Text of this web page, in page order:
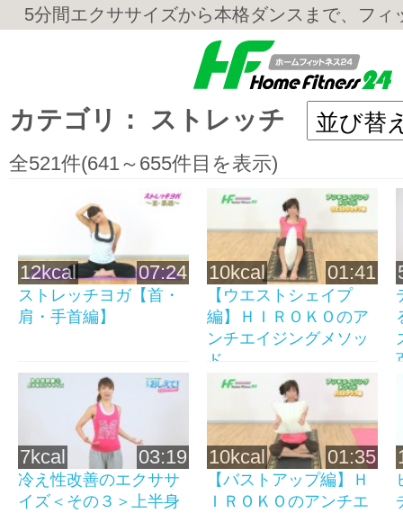
5分間エクササイズから本格ダンスまで、フィ
カテゴリ： ストレッチ
全521件(641～655件目を表示)
07:24
12kcal
ストレッチヨガ【首・
肩・手首編】
01:41
10kcal
【ウエストシェイプ
編】ＨＩＲＯＫＯのア
ンチエイジングメソッ
ド
03:19
7kcal
冷え性改善のエクササ
イズ＜その３＞上半身
01:35
10kcal
【バストアップ編】Ｈ
ＩＲＯＫＯのアンチエ